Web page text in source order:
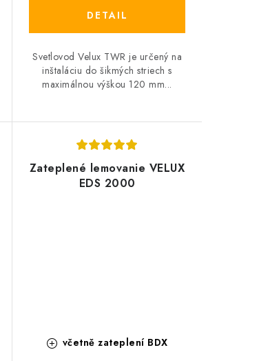
DETAIL
Svetlovod Velux TWR je určený na
inštaláciu do šikmých striech s
maximálnou výškou 120 mm...
Zateplené lemovanie VELUX
EDS 2000
včetně zateplení BDX